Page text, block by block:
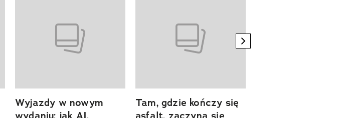
Wyjazdy w nowym
Tam, gdzie kończy się
next element